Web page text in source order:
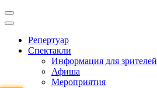
Репертуар
Спектакли
Информация для зрителей
Афиша
Мероприятия